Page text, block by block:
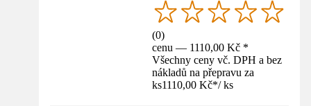
(0)
cenu — 1110,00 Kč *
Všechny ceny vč. DPH a bez
nákladů na přepravu za
ks1110,00 Kč*/ ks